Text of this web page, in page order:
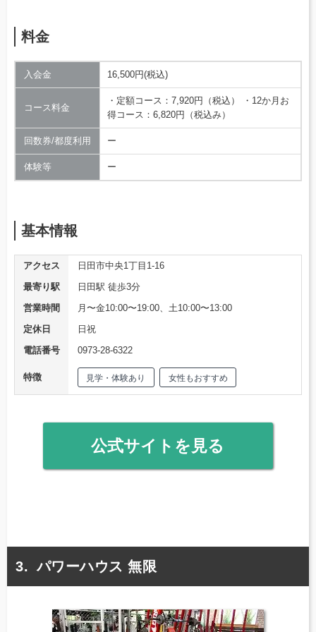
料金
入会金 16,500円(税込)
コース料金
・定額コース：7,920円（税込） ・12か月お
得コース：6,820円（税込み）
回数券/都度利用 ー
体験等 ー
基本情報
アクセス
日田市中央1丁目1-16
最寄り駅
日田駅 徒歩3分
営業時間
月〜金10:00〜19:00、土10:00〜13:00
定休日
日祝
電話番号
0973-28-6322
特徴 見学・体験あり 女性もおすすめ
公式サイトを見る
パワーハウス 無限